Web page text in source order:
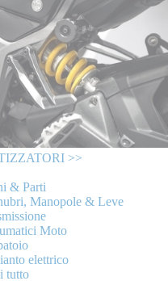
>>
& Parti
Manopole & Leve
Moto
elettrico
tutto